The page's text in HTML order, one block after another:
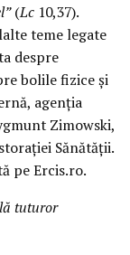
(Lc 10,37).
teme legate
despre
bolile fizice şi
agenţia
Zimowski,
Sănătăţii.
pe Ercis.ro.
tuturor